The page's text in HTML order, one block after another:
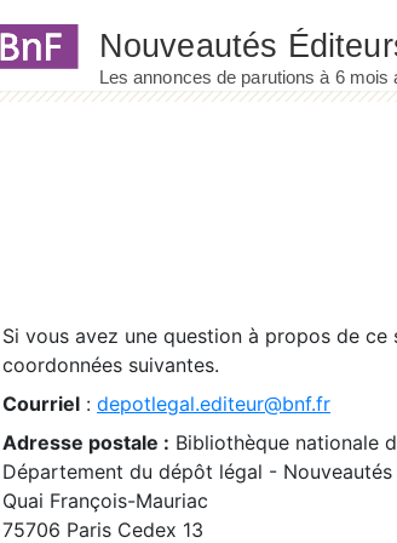
Si vous avez une question à propos de
coordonnées suivantes.
Courriel : depotlegal.editeur@bnf.fr
Adresse postale : Bibliothèque nationale
Département du dépôt légal - Nouveautés
Quai François-Mauriac
75706 Paris Cedex 13